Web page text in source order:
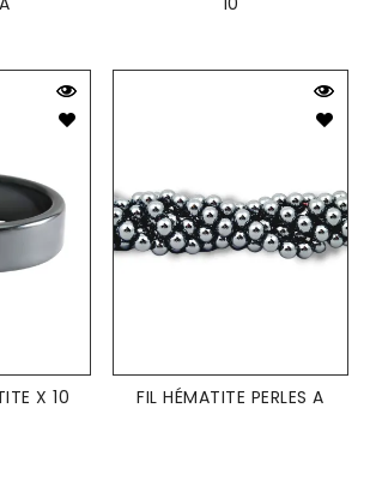
X 10 FIL HÉMATITE PERLES A